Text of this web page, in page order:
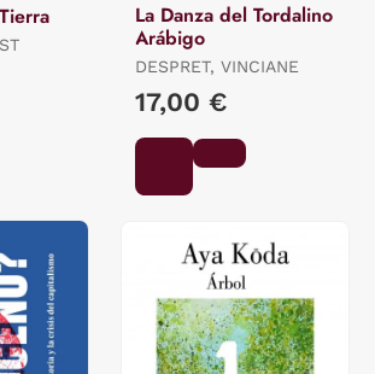
La Danza del Tordalino
Arábigo
DESPRET, VINCIANE
17,00 €